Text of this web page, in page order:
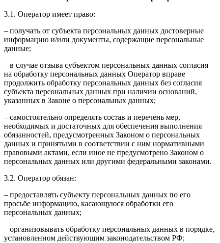
3.1. Оператор имеет право:
– получать от субъекта персональных данных достоверные
информацию и/или документы, содержащие персональные
данные;
– в случае отзыва субъектом персональных данных согласия
на обработку персональных данных Оператор вправе
продолжить обработку персональных данных без согласия
субъекта персональных данных при наличии оснований,
указанных в Законе о персональных данных;
– самостоятельно определять состав и перечень мер,
необходимых и достаточных для обеспечения выполнения
обязанностей, предусмотренных Законом о персональных
данных и принятыми в соответствии с ним нормативными
правовыми актами, если иное не предусмотрено Законом о
персональных данных или другими федеральными законами.
3.2. Оператор обязан:
– предоставлять субъекту персональных данных по его
просьбе информацию, касающуюся обработки его
персональных данных;
– организовывать обработку персональных данных в порядке,
установленном действующим законодательством РФ;